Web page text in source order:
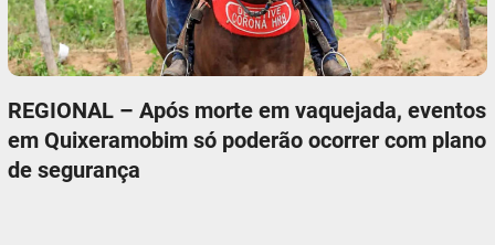
REGIONAL – Após morte em vaquejada, eventos
em Quixeramobim só poderão ocorrer com plano
de segurança